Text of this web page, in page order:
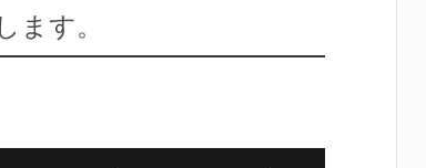
ます。